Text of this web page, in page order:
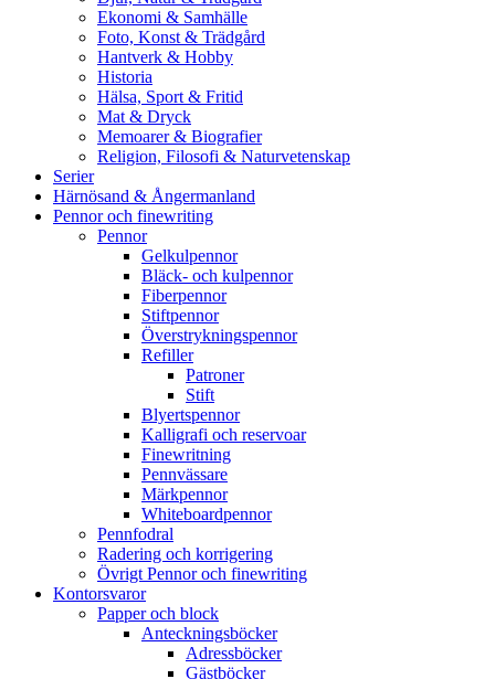
Ekonomi & Samhälle
Foto, Konst & Trädgård
Hantverk & Hobby
Historia
Hälsa, Sport & Fritid
Mat & Dryck
Memoarer & Biografier
Religion, Filosofi & Naturvetenskap
Serier
Härnösand & Ångermanland
Pennor och finewriting
Pennor
Gelkulpennor
Bläck- och kulpennor
Fiberpennor
Stiftpennor
Överstrykningspennor
Refiller
Patroner
Stift
Blyertspennor
Kalligrafi och reservoar
Finewritning
Pennvässare
Märkpennor
Whiteboardpennor
Pennfodral
Radering och korrigering
Övrigt Pennor och finewriting
Kontorsvaror
Papper och block
Anteckningsböcker
Adressböcker
Gästböcker